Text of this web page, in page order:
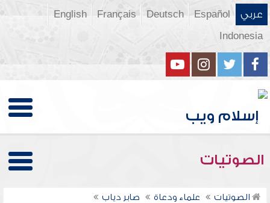
عربي Español
Deutsch
Français
English
Indonesia
الصوتيات
الصوتيات علماء ودعاة صابر دياب